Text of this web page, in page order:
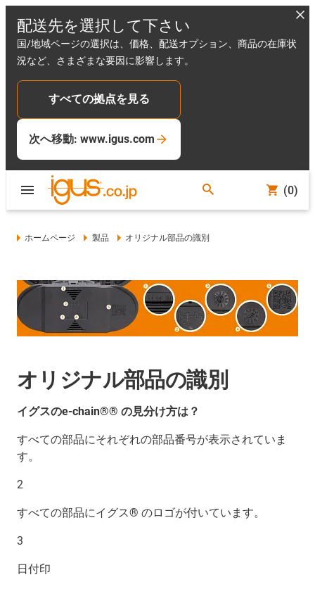
配送先を選択して下さい
国/地域ページの選択は、価格、配送オプション、商品の在庫状
況など、さまざまな要因に影響します。
すべての拠点を見る
次へ移動: www.igus.com
(0)
ホームページ 製品 オリジナル部品の識別
オリジナル部品の識別
イグスのe-chain®® の見分け方は？
すべての部品にそれぞれの部品番号が表示されていま
す。
2
すべての部品にイグス® のロゴが付いています。
3
日付印